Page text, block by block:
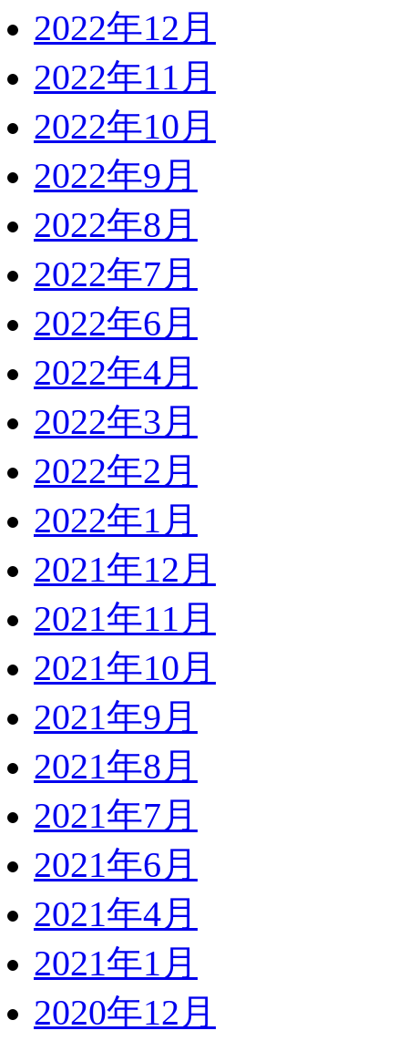
2022年12月
2022年11月
2022年10月
2022年9月
2022年8月
2022年7月
2022年6月
2022年4月
2022年3月
2022年2月
2022年1月
2021年12月
2021年11月
2021年10月
2021年9月
2021年8月
2021年7月
2021年6月
2021年4月
2021年1月
2020年12月